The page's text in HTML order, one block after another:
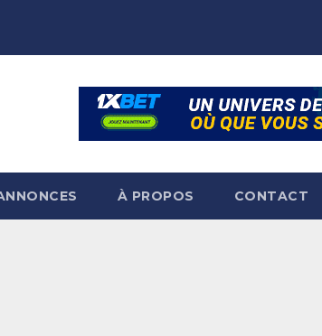
À PROPOS CONTACT